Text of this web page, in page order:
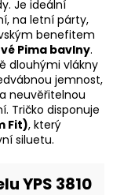
Je ideální
na letní párty,
benefitem
Pima bavlny.
dlouhými vlákny
jemnost,
neuvěřitelnou
Tričko disponuje
Fit), který
siluetu.
YPS 3810